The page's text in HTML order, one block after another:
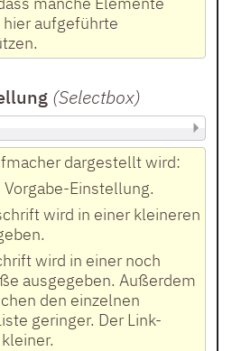
aufgeführte
(Selectbox)
dargestellt wird:
Vorgabe-Einstellung.
wird in einer kleineren
wird in einer noch
ausgegeben. Außerdem
den einzelnen
geringer. Der Link-